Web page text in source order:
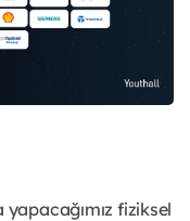
fiziksel